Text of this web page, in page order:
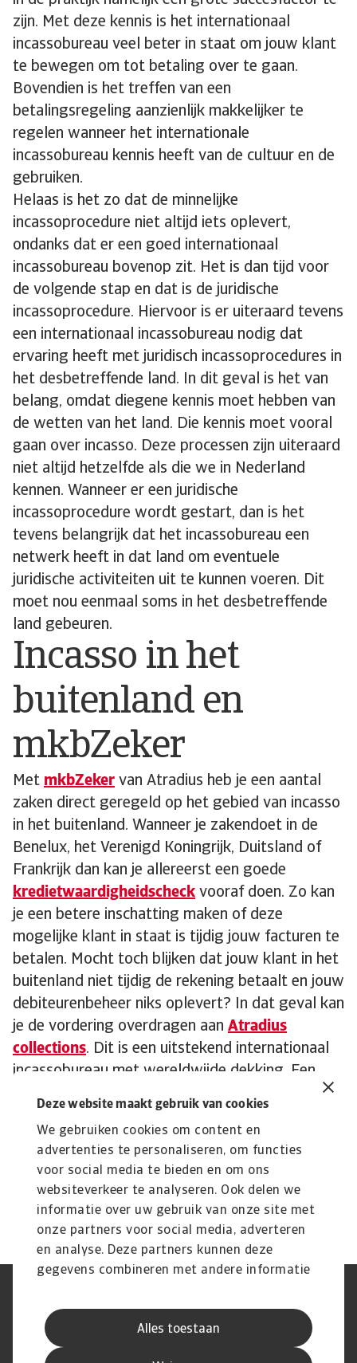
Deze website maakt gebruik van cookies
We gebruiken cookies om content en
advertenties te personaliseren, om functies
voor social media te bieden en om ons
websiteverkeer te analyseren. Ook delen we
informatie over uw gebruik van onze site met
onze partners voor social media, adverteren
en analyse. Deze partners kunnen deze
gegevens combineren met andere informatie
verzameld op basis van uw gebruik van hun
services.
Alles toestaan
zijn. Met deze kennis is het internationaal
incassobureau veel beter in staat om jouw klant
te bewegen om tot betaling over te gaan.
Bovendien is het treffen van een
betalingsregeling aanzienlijk makkelijker te
regelen wanneer het internationale
incassobureau kennis heeft van de cultuur en de
gebruiken.
Helaas is het zo dat de minnelijke
incassoprocedure niet altijd iets oplevert,
ondanks dat er een goed internationaal
incassobureau bovenop zit. Het is dan tijd voor
de volgende stap en dat is de juridische
incassoprocedure. Hiervoor is er uiteraard tevens
een internationaal incassobureau nodig dat
ervaring heeft met juridisch incassoprocedures in
het desbetreffende land. In dit geval is het van
belang, omdat diegene kennis moet hebben van
de wetten van het land. Die kennis moet vooral
gaan over incasso. Deze processen zijn uiteraard
niet altijd hetzelfde als die we in Nederland
kennen. Wanneer er een juridische
incassoprocedure wordt gestart, dan is het
tevens belangrijk dat het incassobureau een
netwerk heeft in dat land om eventuele
juridische activiteiten uit te kunnen voeren. Dit
moet nou eenmaal soms in het desbetreffende
land gebeuren.
Incasso in het
buitenland en
mkbZeker
Met mkbZeker van Atradius heb je een aantal
zaken direct geregeld op het gebied van incasso
in het buitenland. Wanneer je zakendoet in de
Benelux, het Verenigd Koningrijk, Duitsland of
Frankrijk dan kan je allereerst een goede
kredietwaardigheidscheck vooraf doen. Zo kan
je een betere inschatting maken of deze
mogelijke klant in staat is tijdig jouw facturen te
betalen. Mocht toch blijken dat jouw klant in het
buitenland niet tijdig de rekening betaalt en jouw
debiteurenbeheer niks oplevert? In dat geval kan
je de vordering overdragen aan Atradius
collections. Dit is een uitstekend internationaal
incassobureau met wereldwijde dekking. Een
partner die dus prima in staat is om voor jouw
starten. Mocht de vordering uiteindelijk oninbaar
blijken te zijn, dan is 90% van de vordering
verzekerd.
Cookie informatie
Phishing en fraude
Juridische informatie
Supplier information